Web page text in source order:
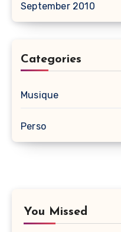
September 2010
Categories
Musique
Perso
You Missed